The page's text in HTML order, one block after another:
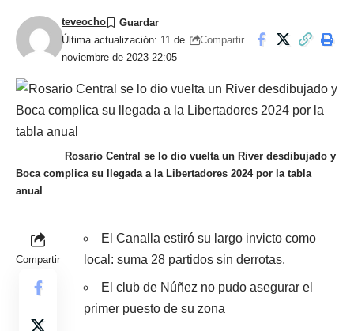
Última actualización: 11 de
noviembre de 2023 22:05
teveocho
Compartir
Rosario Central se lo dio vuelta un River desdibujado y
Boca complica su llegada a la Libertadores 2024 por la tabla
anual
Compartir
El Canalla estiró su largo invicto como
local: suma 28 partidos sin derrotas.
El club de Núñez no pudo asegurar el
primer puesto de su zona